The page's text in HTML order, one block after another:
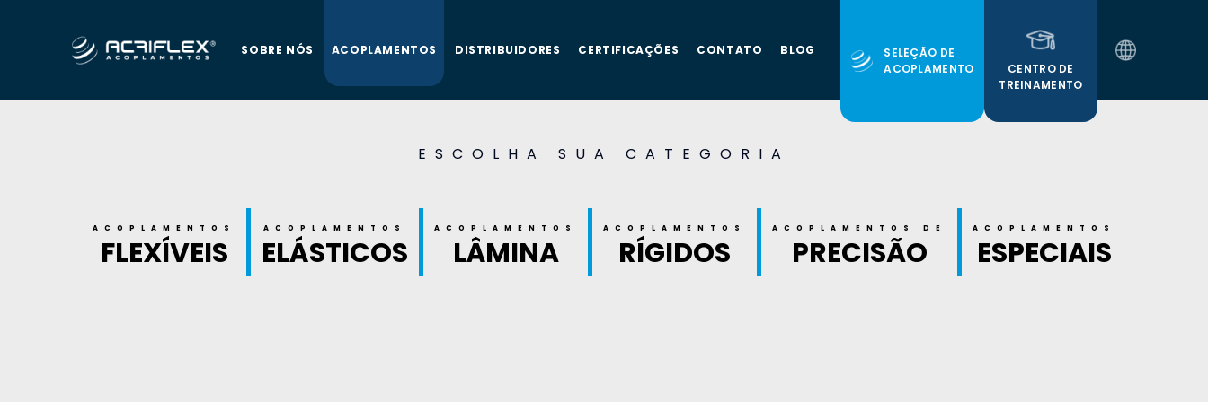
SOBRE NÓS ACOPLAMENTOS DISTRIBUIDORES CERTIFICAÇÕES CONTATO BLOG
SELEÇÃO DE
ACOPLAMENTO
CENTRO DE
TREINAMENTO
ESCOLHA SUA CATEGORIA
ACOPLAMENTOS
FLEXÍVEIS
ACOPLAMENTOS
ELÁSTICOS
ACOPLAMENTOS
LÂMINA
ACOPLAMENTOS
RÍGIDOS
ACOPLAMENTOS DE
PRECISÃO
ACOPLAMENTOS
ESPECIAIS